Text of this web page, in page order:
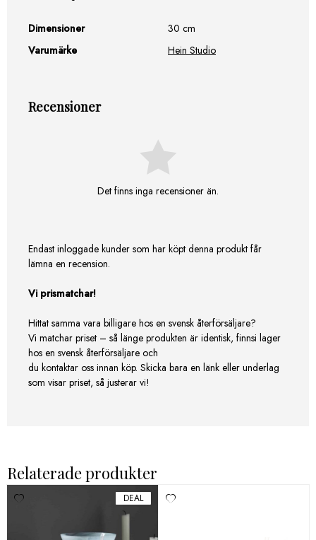
Dimensioner
30 cm
Varumärke
Hein Studio
Recensioner
Det finns inga recensioner än.
Endast inloggade kunder som har köpt denna produkt får
lämna en recension.
Vi prismatchar!
Hittat samma vara billigare hos en svensk återförsäljare?
Vi matchar priset – så länge produkten är identisk, finnsi lager
hos en svensk återförsäljare och
du kontaktar oss innan köp. Skicka bara en länk eller underlag
som visar priset, så justerar vi!
Relaterade produkter
DEAL